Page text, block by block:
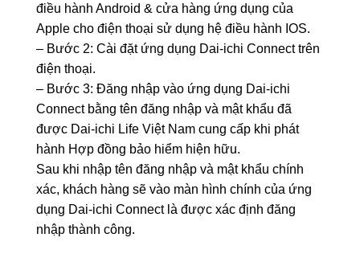
điều hành Android & cửa hàng ứng dụng của
Apple cho điện thoại sử dụng hệ điều hành IOS.
– Bước 2: Cài đặt ứng dụng Dai-ichi Connect trên
điện thoại.
– Bước 3: Đăng nhập vào ứng dụng Dai-ichi
Connect bằng tên đăng nhập và mật khẩu đã
được Dai-ichi Life Việt Nam cung cấp khi phát
hành Hợp đồng bảo hiểm hiện hữu.
Sau khi nhập tên đăng nhập và mật khẩu chính
xác, khách hàng sẽ vào màn hình chính của ứng
dụng Dai-ichi Connect là được xác định đăng
nhập thành công.